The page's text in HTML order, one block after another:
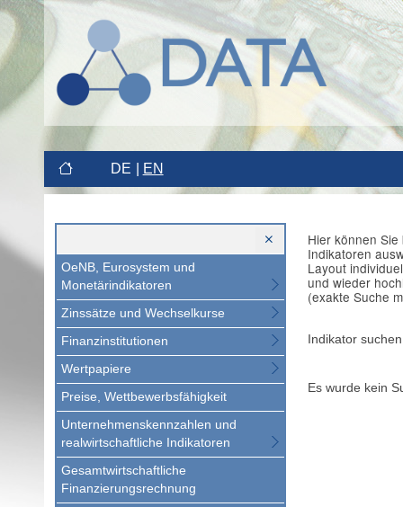
DE EN
OeNB, Eurosystem und
Monetärindikatoren
Zinssätze und Wechselkurse
Finanzinstitutionen
Wertpapiere
Preise, Wettbewerbsfähigkeit
Unternehmenskennzahlen und
realwirtschaftliche Indikatoren
Gesamtwirtschaftliche
Finanzierungsrechnung
Hier können
Indikatoren
Layout
und wieder
(exakte Suche
Indikator suchen
Es wurde kein